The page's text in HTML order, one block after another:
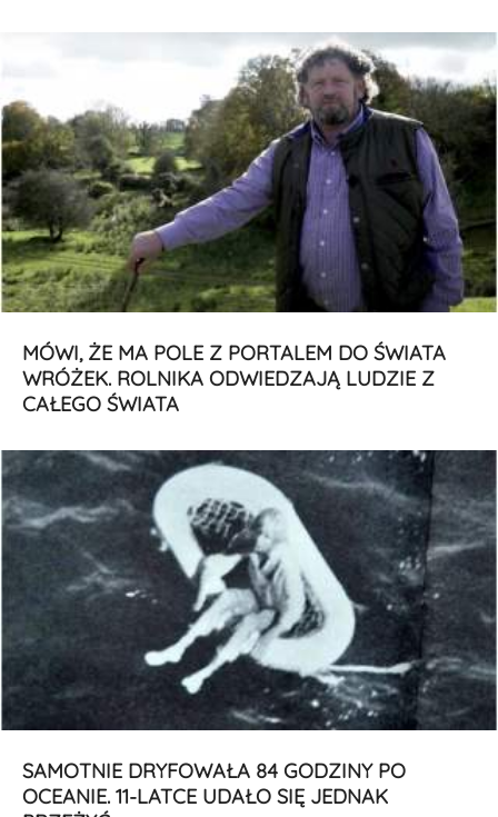
MÓWI, ŻE MA POLE Z PORTALEM DO ŚWIATA
WRÓŻEK. ROLNIKA ODWIEDZAJĄ LUDZIE Z
CAŁEGO ŚWIATA
SAMOTNIE DRYFOWAŁA 84 GODZINY PO
OCEANIE. 11-LATCE UDAŁO SIĘ JEDNAK